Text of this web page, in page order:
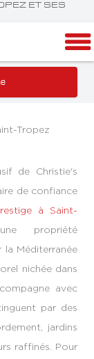
ET SES
Tropez
de Christie's
de confiance
à Saint-
propriété
la Méditerranée
nichée dans
avec
par des
jardins
raffinés. Pour